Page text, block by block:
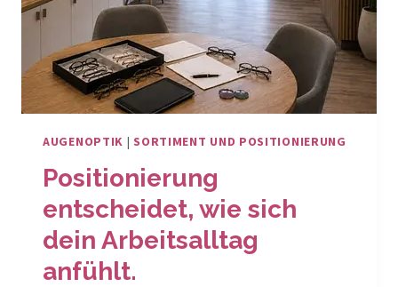
AUGENOPTIK |SORTIMENT UND POSITIONIERUNG
Positionierung
entscheidet, wie sich
dein Arbeitsalltag
anfühlt.